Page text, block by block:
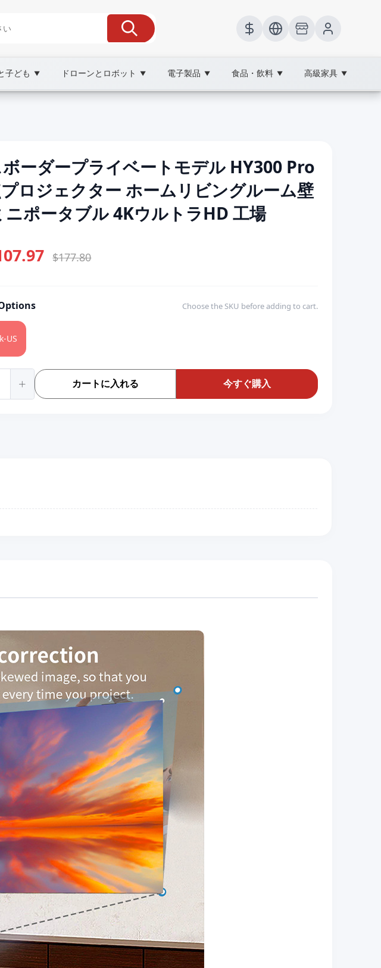
子ども ▼ ドローンとロボット ▼ 電子製品 ▼ 食品・飲料 ▼ 高級家具 ▼
ーダープライベートモデル HY300 Pro
ロジェクター ホームリビングルーム壁
ニポータブル 4KウルトラHD 工場
$177.80
Choose the SKU before adding to cart.
US
カートに入れる 今すぐ購入